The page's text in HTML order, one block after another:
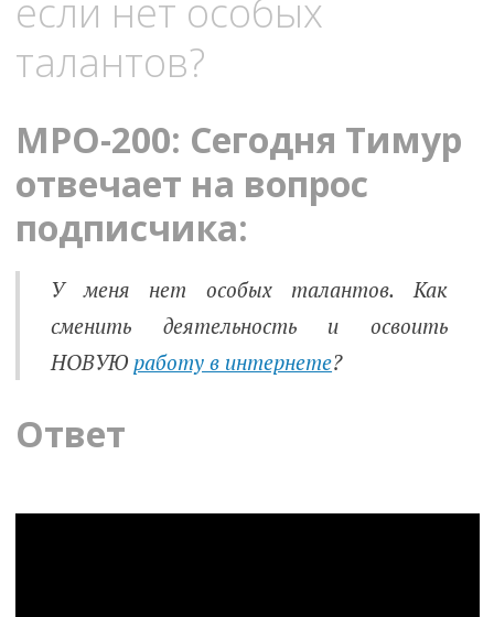
если нет особых
талантов?
MPO-200: Сегодня Тимур
отвечает на вопрос
подписчика:
У меня нет особых талантов. Как
сменить деятельность и освоить
НОВУЮработу в интернете?
Ответ